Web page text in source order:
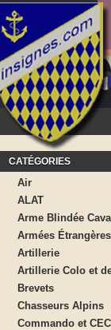
CATÉGORIES
Air
ALAT
Arme Blindée
Armées Étrangères
Artillerie
Artillerie Colo et
Brevets
Chasseurs Alpins
Commando et CEC